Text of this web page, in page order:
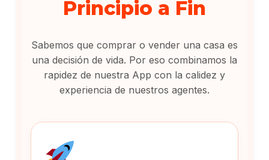
Principio a Fin
Sabemos que comprar o vender una casa es
una decisión de vida. Por eso combinamos la
rapidez de nuestra App con la calidez y
experiencia de nuestros agentes.